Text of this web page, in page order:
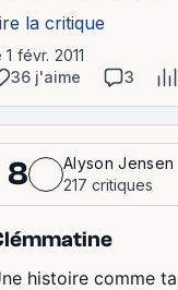
la critique
1 févr. 2011
36 j'aime
3
8
Alyson Jensen
217 critiques
histoire comme